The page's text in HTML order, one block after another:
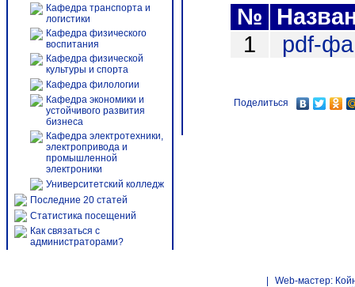
Кафедра транспорта и
логистики
Кафедра физического
воспитания
Кафедра физической
культуры и спорта
Кафедра филологии
Кафедра экономики и
устойчивого развития
бизнеса
Кафедра электротехники,
электропривода и
промышленной
электроники
Университетский колледж
Последние 20 статей
Статистика посещений
Как связаться с
администраторами?
№
1
pdf-
Поделиться
Web-мастер: